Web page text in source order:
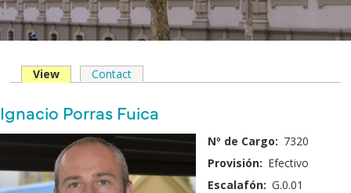
Solapas
principales
View (solapaContact
Nombre
y
Apellido:
Ignacio Porras Fuica
Nº de Cargo: 7320
Provisión: Efectivo
Escalafón: G.0.01